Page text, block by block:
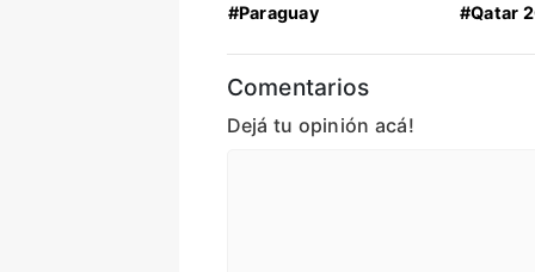
#Paraguay #Qatar
Comentarios
Dejá tu opinión acá!